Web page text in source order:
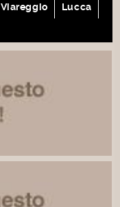
Viareggio Lucca